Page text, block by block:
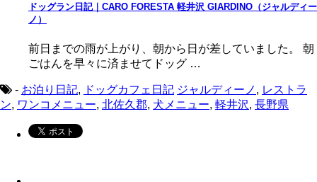
ドッグラン日記｜CARO FORESTA 軽井沢 GIARDINO（ジャルディー
ノ）
前日までの雨が上がり、朝から日が差していました。 朝
ごはんを早々に済ませてドッグ …
- お泊り日記, ドッグカフェ日記 ジャルディーノ , レストラ
ン, ワンコメニュー, 北佐久郡, 犬メニュー, 軽井沢, 長野県